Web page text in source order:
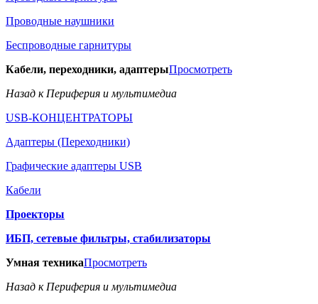
Проводные наушники
Беспроводные гарнитуры
Кабели, переходники, адаптерыПросмотреть
Назад к Периферия и мультимедиа
USB-КОНЦЕНТРАТОРЫ
Адаптеры (Переходники)
Графические адаптеры USB
Кабели
Проекторы
ИБП, сетевые фильтры, стабилизаторы
Умная техникаПросмотреть
Назад к Периферия и мультимедиа